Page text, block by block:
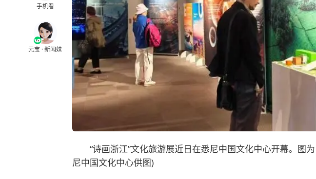
手机看
元宝 · 新闻妹
“诗画浙江”文化旅游展近日在悉尼中国文化中心开幕。图
尼中国文化中心供图)